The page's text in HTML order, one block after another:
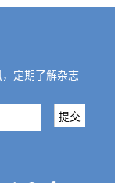
定期了解杂志
提交